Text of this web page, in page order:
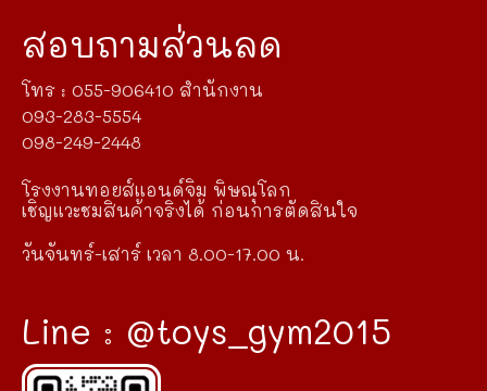
สอบถามส่วนลด
โทร : 055-906410 สำนักงาน
093-283-5554
098-249-2448
โรงงานทอยส์แอนด์จิม พิษณุโลก
เชิญแวะชมสินค้าจริงได้ ก่อนการตัดสินใจ
วันจันทร์-เสาร์ เวลา 8.00-17.00 น.
Line : @toys_gym2015